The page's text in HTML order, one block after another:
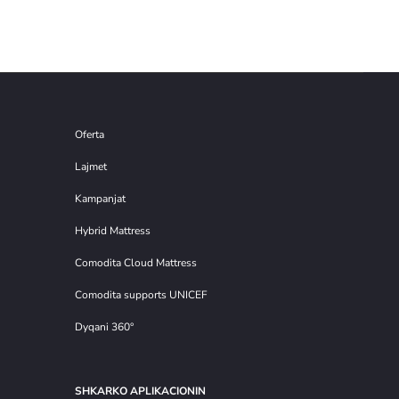
Oferta
Lajmet
Kampanjat
Hybrid Mattress
Comodita Cloud Mattress
Comodita supports UNICEF
Dyqani 360°
SHKARKO APLIKACIONIN